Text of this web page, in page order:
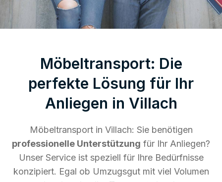
Möbeltransport: Die
perfekte Lösung für Ihr
Anliegen in Villach
Möbeltransport in Villach: Sie benötigen
professionelle Unterstützung für Ihr Anliegen?
Unser Service ist speziell für Ihre Bedürfnisse
konzipiert. Egal ob Umzugsgut mit viel Volumen